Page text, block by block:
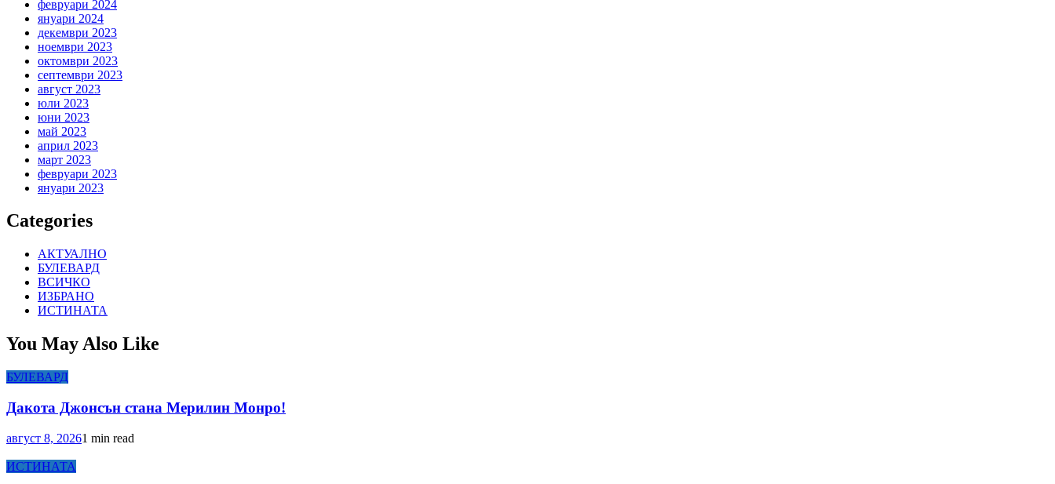
февруари 2024
януари 2024
декември 2023
ноември 2023
октомври 2023
септември 2023
август 2023
юли 2023
юни 2023
май 2023
април 2023
март 2023
февруари 2023
януари 2023
Categories
АКТУАЛНО
БУЛЕВАРД
ВСИЧКО
ИЗБРАНО
ИСТИНАТА
You May Also Like
БУЛЕВАРД
Дакота Джонсън стана Мерилин Монро!
август 8, 20261 min read
ИСТИНАТА